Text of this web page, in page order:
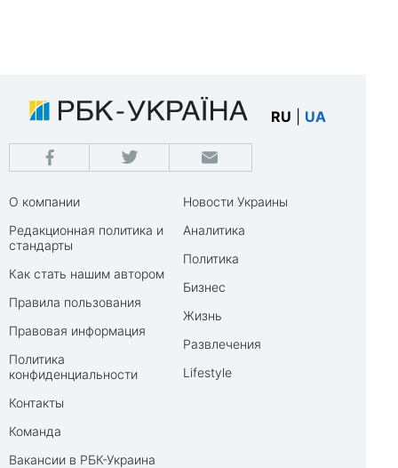
RU UA
О компании
Редакционная политика и
стандарты
Как стать нашим автором
Правила пользования
Правовая информация
Политика
конфиденциальности
Контакты
Команда
Вакансии в РБК-Украина
Новости Украины
Аналитика
Политика
Бизнес
Жизнь
Развлечения
Lifestyle